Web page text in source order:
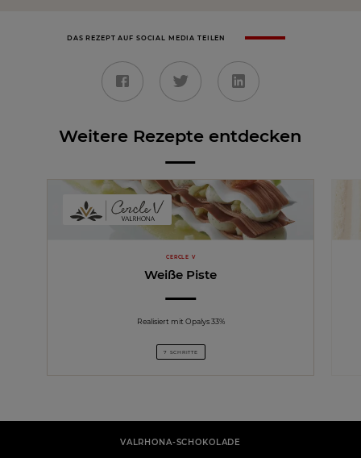
DAS REZEPT AUF SOCIAL MEDIA TEILEN
Weitere Rezepte entdecken
CERCLE V
Weiße Piste
Realisiert mit Opalys 33%
7 SCHRITTE
VALRHONA-SCHOKOLADE